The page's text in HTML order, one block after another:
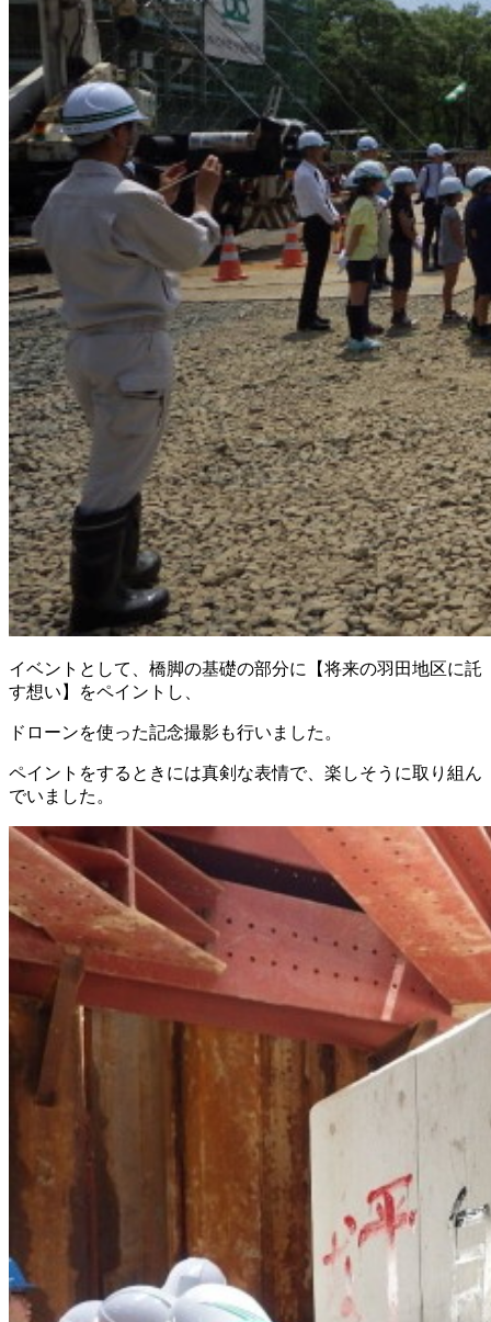
イベントとして、橋脚の基礎の部分に【将来の羽田地区に託
す想い】をペイントし、
ドローンを使った記念撮影も行いました。
ペイントをするときには真剣な表情で、楽しそうに取り組ん
でいました。